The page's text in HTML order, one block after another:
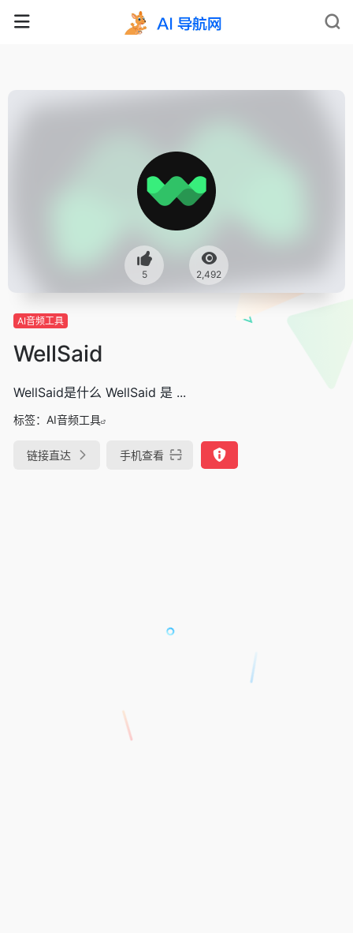
5 2,492
AI音频工具
WellSaid
WellSaid是什么 WellSaid 是 ...
标签： AI音频工具
链接直达 手机查看